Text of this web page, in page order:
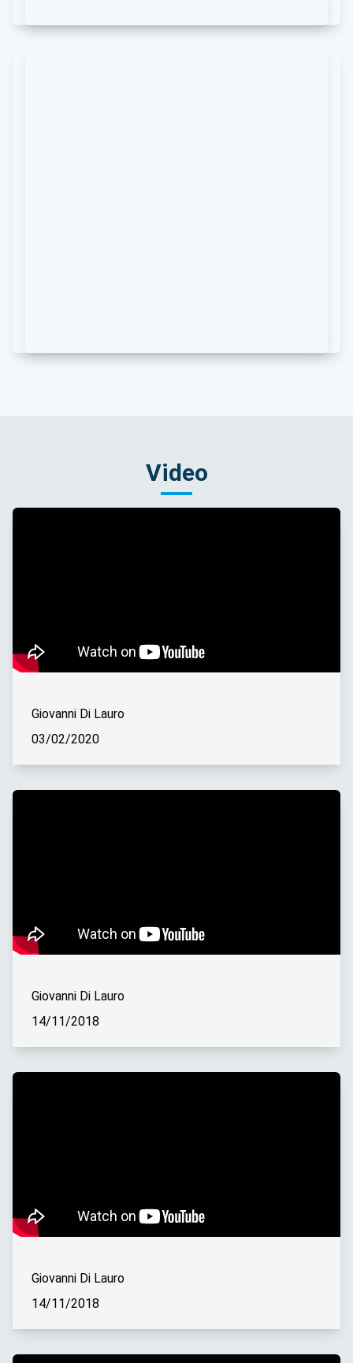
Video
Giovanni Di Lauro
03/02/2020
Giovanni Di Lauro
14/11/2018
Giovanni Di Lauro
14/11/2018